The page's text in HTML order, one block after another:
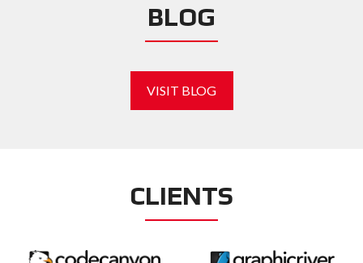
BLOG
VISIT BLOG
CLIENTS